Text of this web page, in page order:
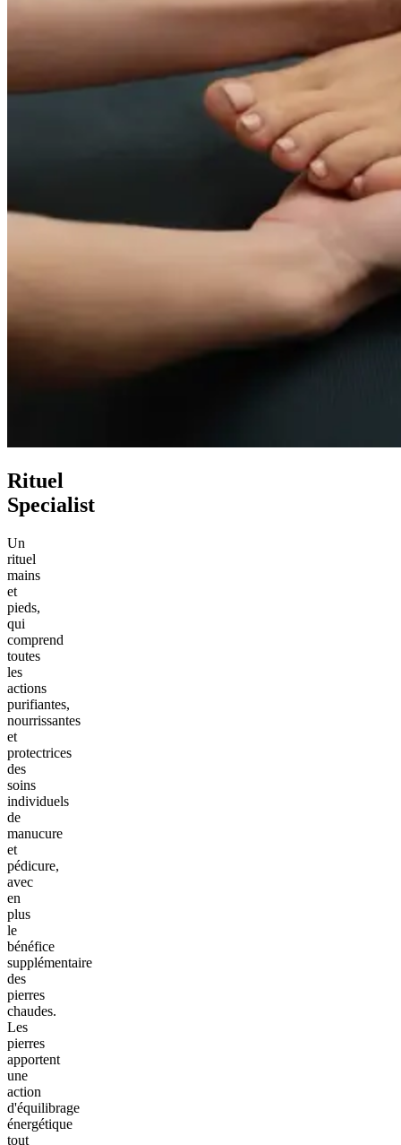
Rituel
Specialist
Un
rituel
mains
et
pieds,
qui
comprend
toutes
les
actions
purifiantes,
nourrissantes
et
protectrices
des
soins
individuels
de
manucure
et
pédicure,
avec
en
plus
le
bénéfice
supplémentaire
des
pierres
chaudes.
Les
pierres
apportent
une
action
d'équilibrage
énergétique
tout